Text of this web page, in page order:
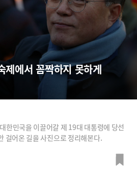
제에서 꼼짝하지 못하게
한민국을 이끌어갈 제 19대 대통령에 당선
걸어온 길을 사진으로 정리해본다.